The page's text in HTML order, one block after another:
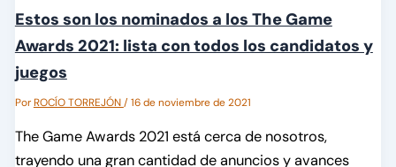
Estos son los nominados a los The Game
Awards 2021: lista con todos los candidatos y
juegos
PorROCÍO TORREJÓN/16 de noviembre de 2021
The Game Awards 2021 está cerca de nosotros,
trayendo una gran cantidad de anuncios y avances